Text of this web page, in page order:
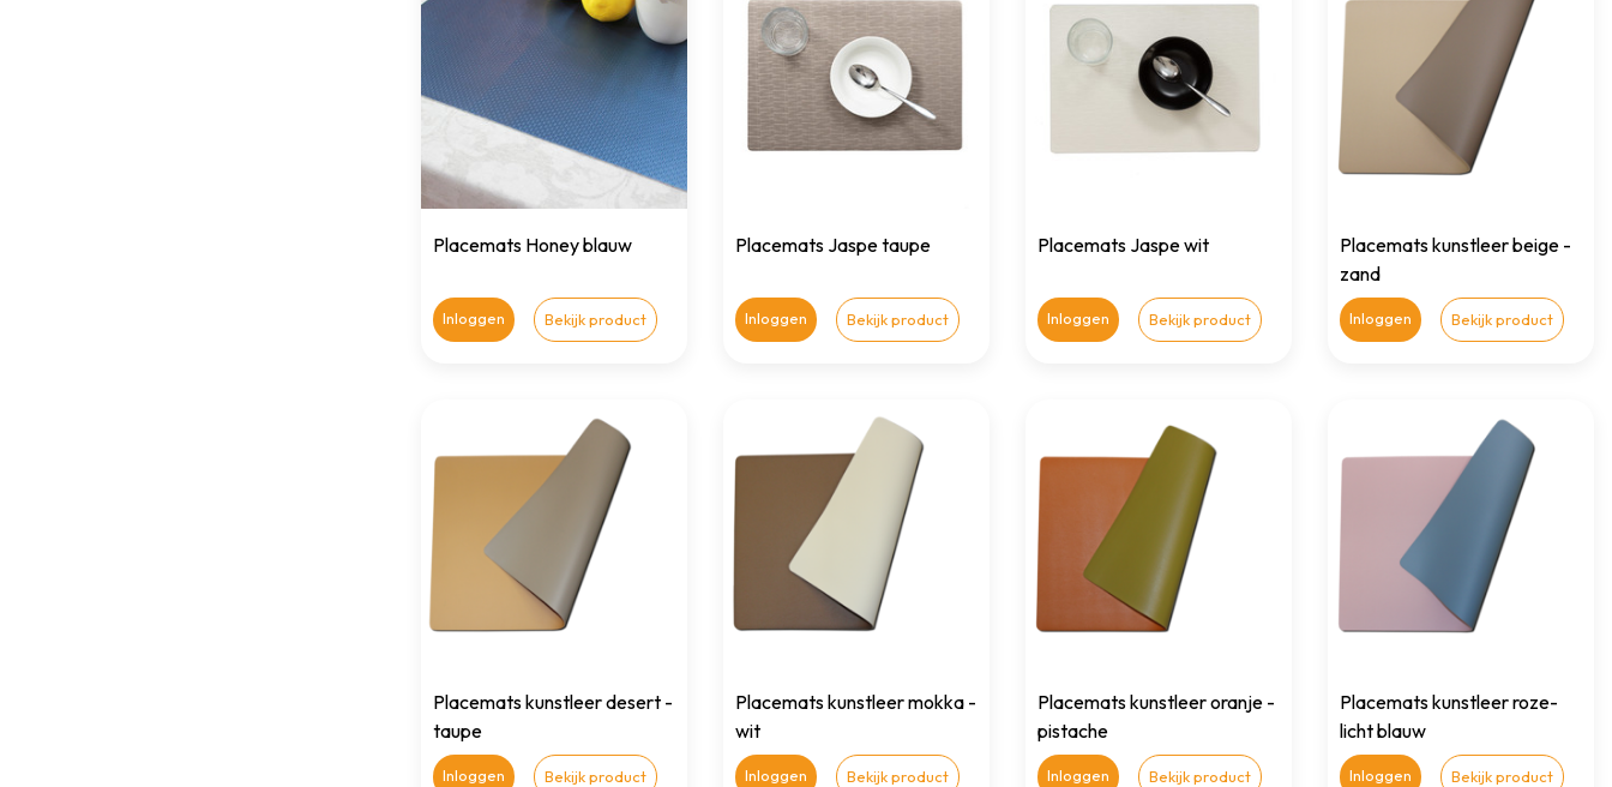
Placemats Honey blauw
Inloggen Bekijk product
Placemats Jaspe taupe
Inloggen Bekijk product
Placemats Jaspe wit
Inloggen Bekijk product
Placemats kunstleer beige -
zand
Inloggen Bekijk product
Placemats kunstleer desert -
taupe
Inloggen Bekijk product
Placemats kunstleer mokka -
wit
Inloggen Bekijk product
Placemats kunstleer oranje -
pistache
Inloggen Bekijk product
Placemats kunstleer roze-
licht blauw
Inloggen Bekijk product